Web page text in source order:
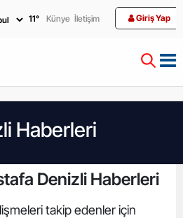
11° Künye İletişim Giriş Yap
Haberleri
Denizli Haberleri
takip edenler için